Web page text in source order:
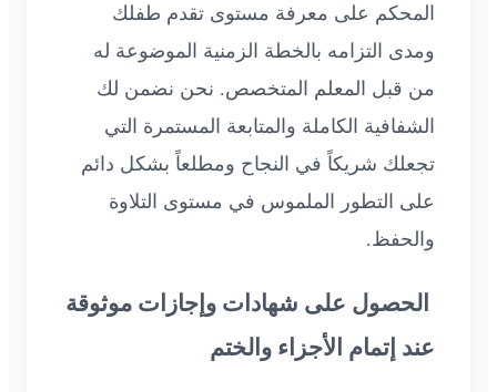
المحكم على معرفة مستوى تقدم طفلك
ومدى التزامه بالخطة الزمنية الموضوعة له
من قبل المعلم المتخصص. نحن نضمن لك
الشفافية الكاملة والمتابعة المستمرة التي
تجعلك شريكاً في النجاح ومطلعاً بشكل دائم
على التطور الملموس في مستوى التلاوة
والحفظ.
الحصول على شهادات وإجازات موثوقة
عند إتمام الأجزاء والختم